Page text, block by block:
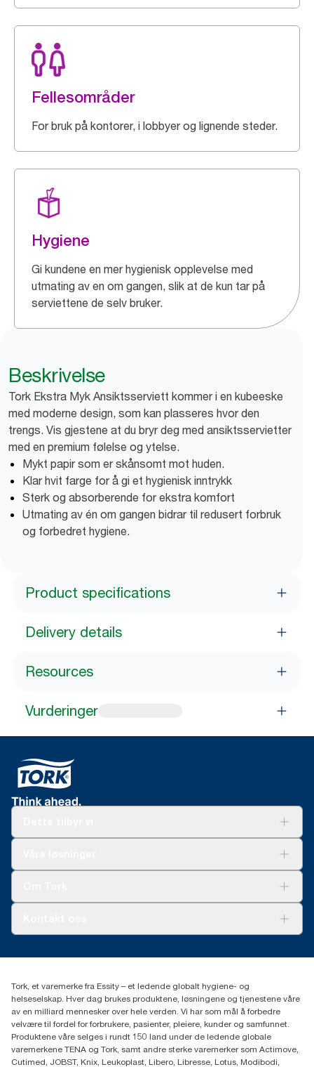
Fellesområder
For bruk på kontorer, i lobbyer og lignende steder.
Hygiene
Gi kundene en mer hygienisk opplevelse med
utmating av en om gangen, slik at de kun tar på
serviettene de selv bruker.
Beskrivelse
Tork Ekstra Myk Ansiktsserviett kommer i en kubeeske
med moderne design, som kan plasseres hvor den
trengs. Vis gjestene at du bryr deg med ansiktsservietter
med en premium følelse og ytelse.
Mykt papir som er skånsomt mot huden.
Klar hvit farge for å gi et hygienisk inntrykk
Sterk og absorberende for ekstra komfort
Utmating av én om gangen bidrar til redusert forbruk
og forbedret hygiene.
Product specifications
Delivery details
Resources
Vurderinger
(+47) 22 70 62 00
Fredrik Selmers vei 6
0603 OSLO
Tork, et varemerke fra Essity – et ledende globalt hygiene- og
helseselskap. Hver dag brukes produktene, løsningene og tjenestene våre
av en milliard mennesker over hele verden. Vi har som mål å forbedre
velvære til fordel for forbrukere, pasienter, pleiere, kunder og samfunnet.
Produktene våre selges i rundt 150 land under de ledende globale
varemerkene TENA og Tork, samt andre sterke varemerker som Actimove,
Cutimed, JOBST, Knix, Leukoplast, Libero, Libresse, Lotus, Modibodi,